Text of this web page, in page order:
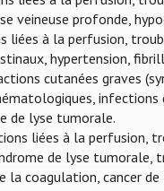
veineuse profonde,
liées à la perfusion,
hypertension,
cutanées graves
de lyse tumorale.
liées à la perfusion,
de lyse tumorale,
la coagulation, cancer